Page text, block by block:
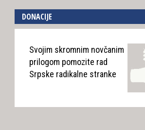
DONACIJE
Svojim skromnim novčanim
prilogom pomozite rad
Srpske radikalne stranke